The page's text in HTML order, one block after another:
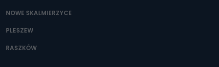
NOWE SKALMIERZYCE
PLESZEW
RASZKÓW